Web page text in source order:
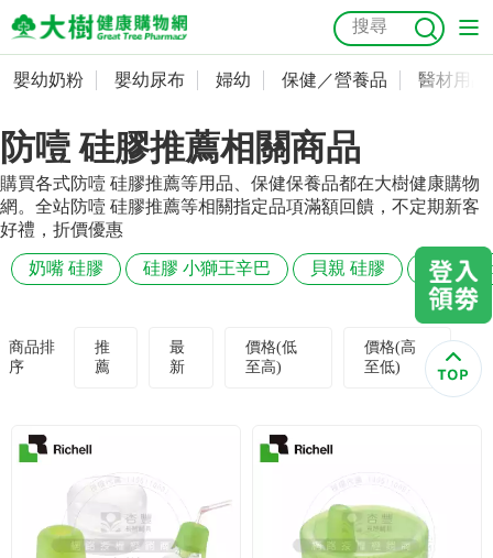
嬰幼奶粉
嬰幼尿布
婦幼
保健／營養品
美容／個人清潔
食品／健康食補
抗菌 尿布 大樹獨家 益生菌 魚油 幼兒米餅
奶瓶奶嘴
會員資料及密碼修改
常用收件人清單
訂單查詢
收藏清單
優惠券領取
優惠券查詢
嬰幼奶粉 嬰幼尿布 婦幼 保健／營養品 醫材用品
防噎 硅膠推薦相關商品
購買各式防噎 硅膠推薦等用品、保健保養品都在大樹健康購物
網。全站防噎 硅膠推薦等相關指定品項滿額回饋，不定期新客
好禮，折價優惠
奶嘴 硅膠 硅膠 小獅王辛巴 貝親 硅膠 硅膠
商品排
序
推
薦
最
新
價格(低
至高)
價格(高
至低)